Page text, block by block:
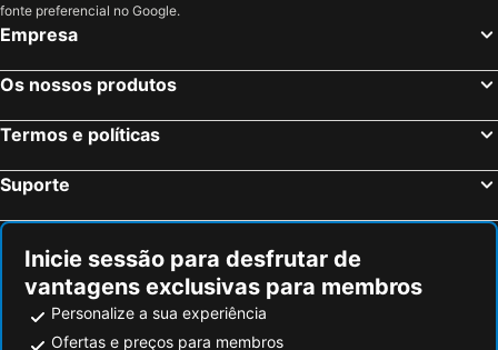
fonte preferencial no Google.
Empresa
Os nossos produtos
Termos e políticas
Suporte
Inicie sessão para desfrutar de
vantagens exclusivas para membros
Personalize a sua experiência
Ofertas e preços para membros